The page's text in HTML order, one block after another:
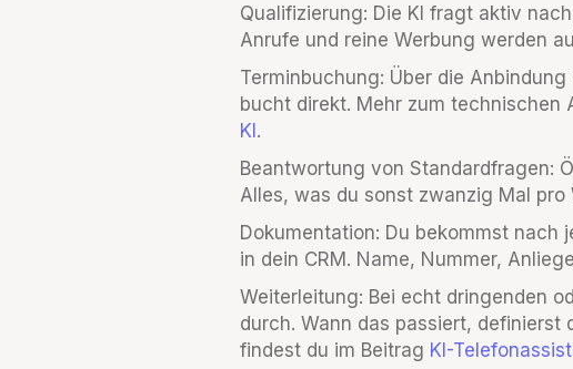
Qualifizierung: Die KI fragt aktiv
Anrufe und reine Werbung werden
Terminbuchung: Über die
bucht direkt. Mehr zum technischen
KI.
Beantwortung von Standardfragen:
Alles, was du sonst zwanzig Mal
Dokumentation: Du bekommst nach
in dein CRM. Name, Nummer,
Weiterleitung: Bei echt dringenden
durch. Wann das passiert, definierst
findest du im Beitrag KI-